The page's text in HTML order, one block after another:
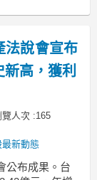
惠於近期國際
所調整，使得
法說會宣布
高，獲利
覽人次 :165
最新動態
公布成果。台